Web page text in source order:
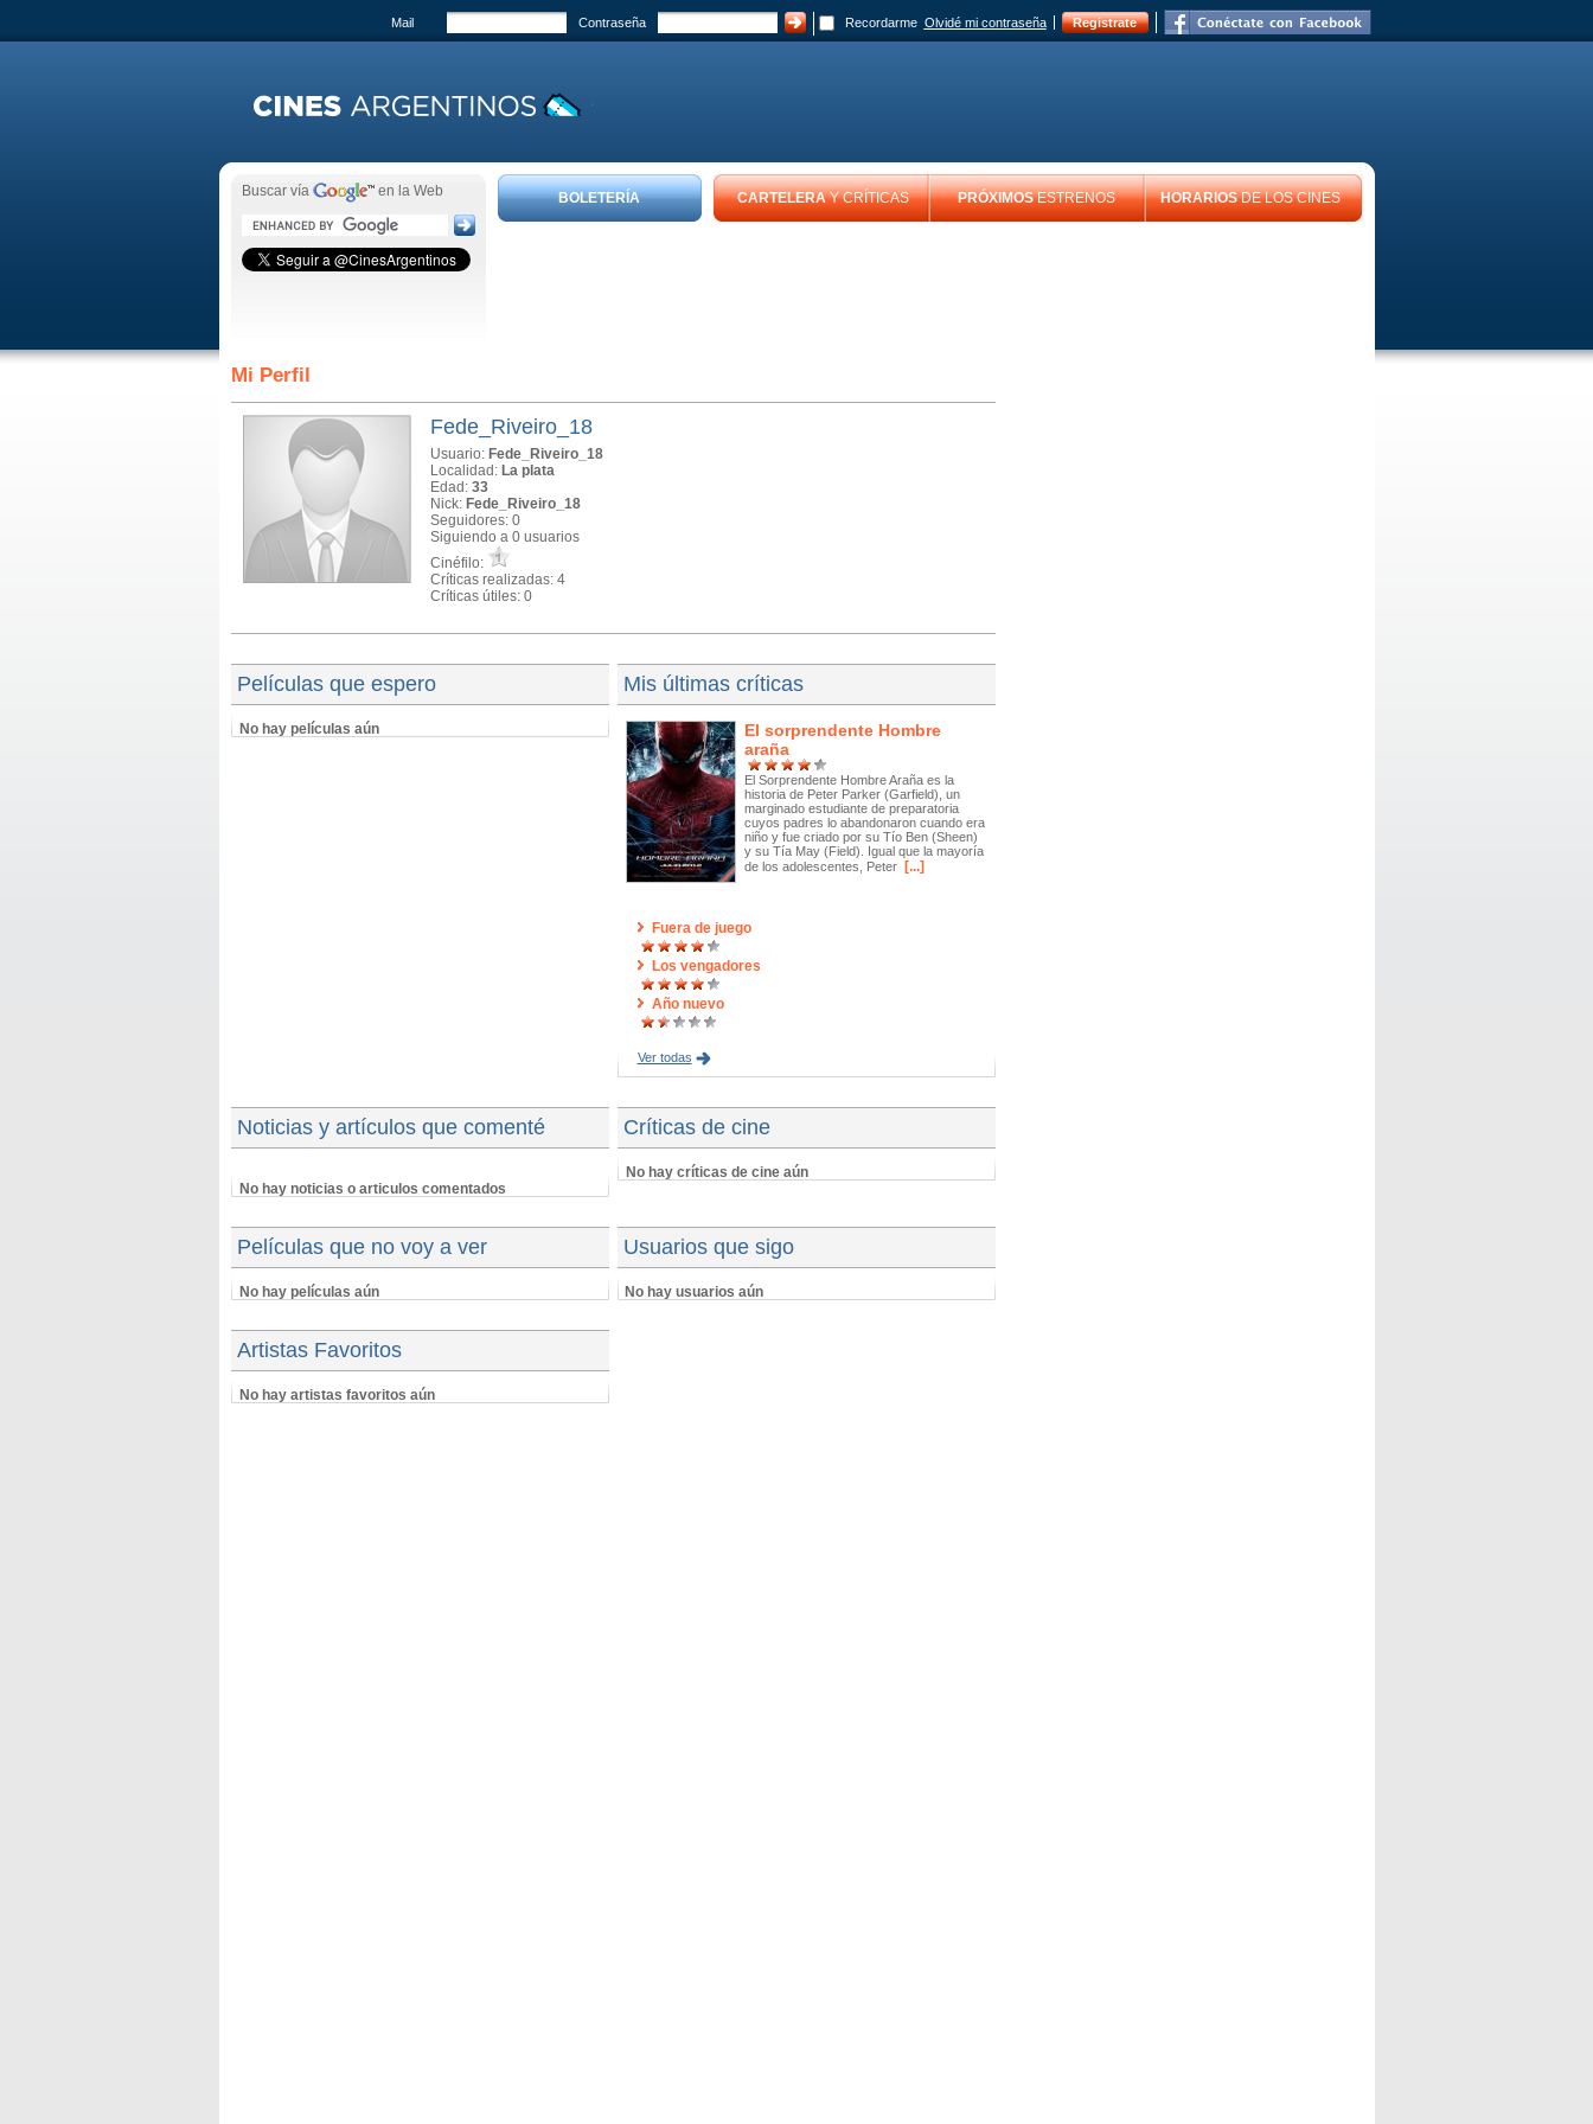
Mail Contraseña Recordarme Olvidé mi contraseña Registrate
Buscar vía en la Web BOLETERÍA CARTELERAY CRÍTICAS PRÓXIMOSESTRENOS HORARIOSDE LOS CINES
Mi Perfil
Fede_Riveiro_18
Usuario: Fede_Riveiro_18
Localidad: La plata
Edad: 33
Nick: Fede_Riveiro_18
Seguidores: 0
Siguiendo a 0 usuarios
Cinéfilo:
Críticas realizadas: 4
Críticas útiles: 0
Películas que espero
No hay películas aún
Mis últimas críticas
El sorprendente Hombre
araña
El Sorprendente Hombre Araña es la
historia de Peter Parker (Garfield), un
marginado estudiante de preparatoria
cuyos padres lo abandonaron cuando era
niño y fue criado por su Tío Ben (Sheen)
y su Tía May (Field). Igual que la mayoría
de los adolescentes, Peter
[...]
Fuera de juego
Los vengadores
Año nuevo
Ver todas
Noticias y artículos que comenté
No hay noticias o articulos comentados
Críticas de cine
No hay críticas de cine aún
Películas que no voy a ver
No hay películas aún
Usuarios que sigo
No hay usuarios aún
Artistas Favoritos
No hay artistas favoritos aún